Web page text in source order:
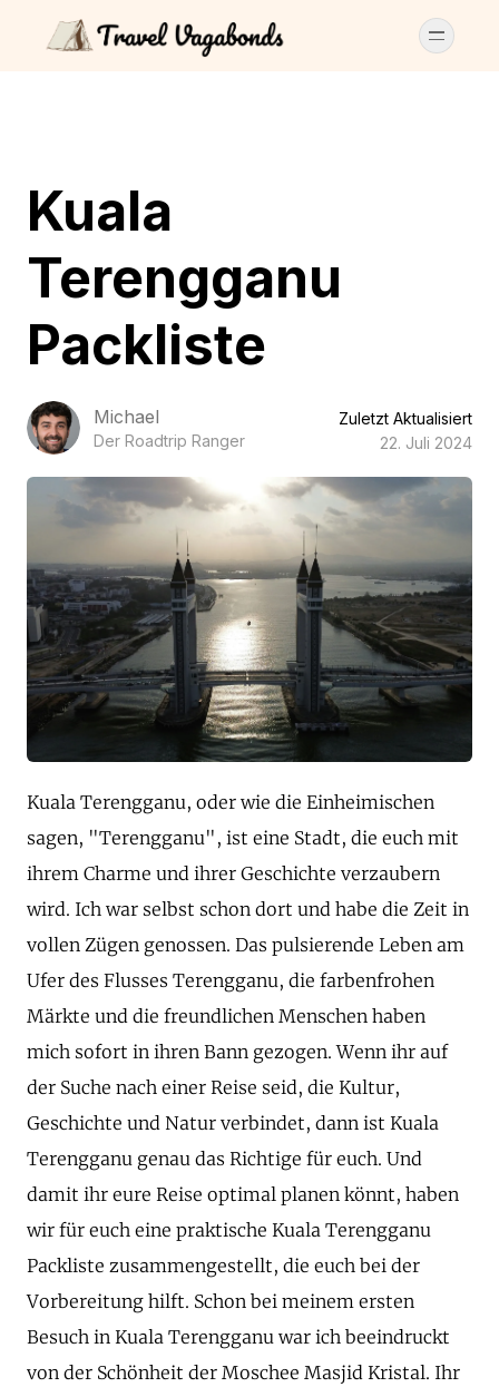
Kuala
Terengganu
Packliste
Michael
Der Roadtrip Ranger
Zuletzt Aktualisiert
22. Juli 2024
Kuala Terengganu, oder wie die Einheimischen
sagen, "Terengganu", ist eine Stadt, die euch mit
ihrem Charme und ihrer Geschichte verzaubern
wird. Ich war selbst schon dort und habe die Zeit in
vollen Zügen genossen. Das pulsierende Leben am
Ufer des Flusses Terengganu, die farbenfrohen
Märkte und die freundlichen Menschen haben
mich sofort in ihren Bann gezogen. Wenn ihr auf
der Suche nach einer Reise seid, die Kultur,
Geschichte und Natur verbindet, dann ist Kuala
Terengganu genau das Richtige für euch. Und
damit ihr eure Reise optimal planen könnt, haben
wir für euch eine praktische Kuala Terengganu
Packliste zusammengestellt, die euch bei der
Vorbereitung hilft. Schon bei meinem ersten
Besuch in Kuala Terengganu war ich beeindruckt
von der Schönheit der Moschee Masjid Kristal. Ihr